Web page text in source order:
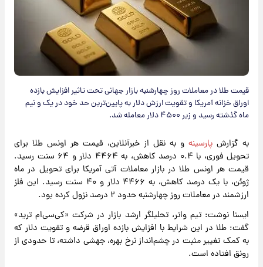
قیمت طلا در معاملات روز چهارشنبه بازار جهانی تحت تاثیر افزایش بازده
اوراق خزانه آمریکا و تقویت ارزش دلار به پایین‌ترین حد خود در یک و نیم
ماه گذشته رسید و زیر ۴۵۰۰ دلار معامله شد.
به گزارش پارسینه و به نقل از خبرآنلاین، قیمت هر اونس طلا برای
تحویل فوری، با ۰.۴ درصد کاهش، به ۴۴۶۴ دلار و ۶۴ سنت رسید.
قیمت هر اونس طلا در بازار معاملات آتی آمریکا برای تحویل در ماه
ژوئن، با یک درصد کاهش، به ۴۴۶۶ دلار و ۴۰ سنت رسید. این فلز
ارزشمند در معاملات روز چهارشنبه حدود ۲ درصد نزول کرده بود.
ایسنا نوشت: تیم واتر، تحلیلگر ارشد بازار در شرکت «کی‌سی‌ام ترید»
گفت: طلا در این شرایط با افزایش بازده اوراق قرضه و تقویت دلار که
به کمک تغییر مثبت در چشم‌انداز نرخ بهره، جهشی داشته، تا حدودی از
رونق افتاده است.